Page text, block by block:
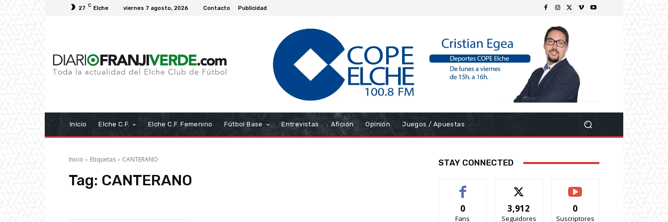
27 C Elche viernes 7 agosto, 2026 Contacto Publicidad
Inicio Elche C.F. Elche C.F. Femenino Fútbol Base Entrevistas Afición Opinión Juegos / Apuestas
Inicio Etiquetas CANTERANO
Tag: CANTERANO
STAY CONNECTED
0
Fans
3,912
Seguidores
0
Suscriptores